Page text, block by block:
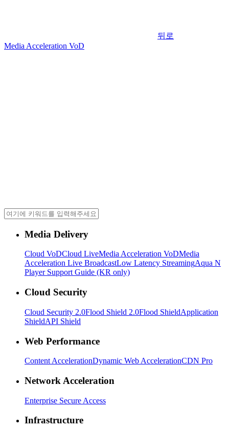
뒤로
Media Acceleration VoD
Media Delivery
Cloud VoDCloud LiveMedia Acceleration VoDMedia
Acceleration Live BroadcastLow Latency StreamingAqua N
Player Support Guide (KR only)
Cloud Security
Cloud Security 2.0Flood Shield 2.0Flood ShieldApplication
ShieldAPI Shield
Web Performance
Content AccelerationDynamic Web AccelerationCDN Pro
Network Acceleration
Enterprise Secure Access
Infrastructure